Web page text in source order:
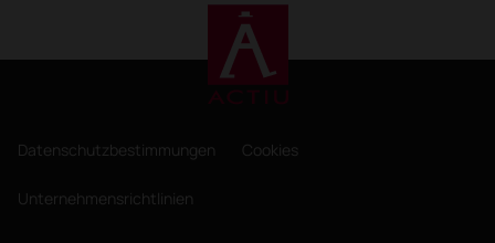
Datenschutzbestimmungen Cookies
Unternehmensrichtlinien